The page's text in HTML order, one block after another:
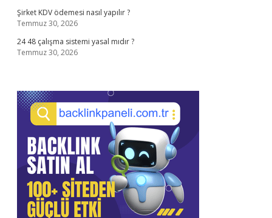
Şirket KDV ödemesi nasıl yapılır ?
Temmuz 30, 2026
24 48 çalışma sistemi yasal mıdır ?
Temmuz 30, 2026